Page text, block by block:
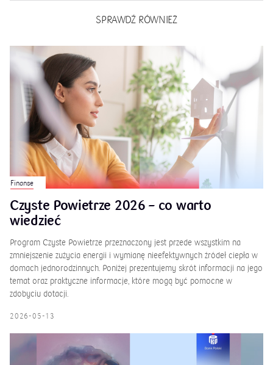
SPRAWDŹ RÓWNIEŻ
Finanse
Czyste Powietrze 2026 – co warto
wiedzieć
Program Czyste Powietrze przeznaczony jest przede wszystkim na
zmniejszenie zużycia energii i wymianę nieefektywnych źródeł ciepła w
domach jednorodzinnych. Poniżej prezentujemy skrót informacji na jego
temat oraz praktyczne informacje, które mogą być pomocne w
zdobyciu dotacji.
2026-05-13